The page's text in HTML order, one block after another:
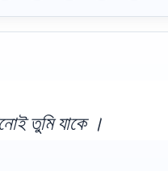
তুমি যাকে ।